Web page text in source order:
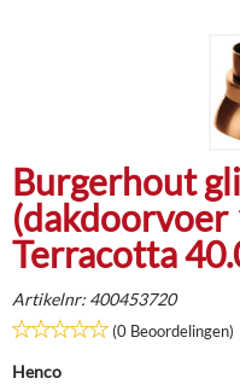
Burgerhout
Terracotta
Artikelnr: 400453720
(0 Beoordelingen)
Henco